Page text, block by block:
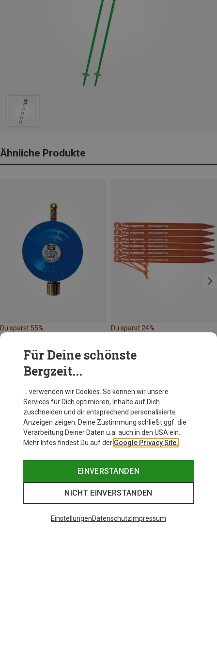
Ähnliche Produkte
Du sparst 55% Du sparst 24%
Andere Kunden kauften auch
Für Deine schönste
Bergzeit...
… verwenden wir Cookies. So können wir unsere
Services für Dich optimieren, Inhalte auf Dich
zuschneiden und dir entsprechend personalisierte
Anzeigen zeigen. Deine Zustimmung schließt ggf. die
Verarbeitung Deiner Daten u.a. auch in den USA ein.
Mehr Infos findest Du auf der Google Privacy Site.
EINVERSTANDEN
NICHT EINVERSTANDEN
EinstellungenDatenschutz Impressum